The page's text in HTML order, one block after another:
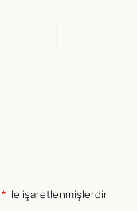
* ile işaretlenmişlerdir